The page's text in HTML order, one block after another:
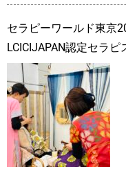
セラピーワールド東京
LCICIJAPAN認定セラ